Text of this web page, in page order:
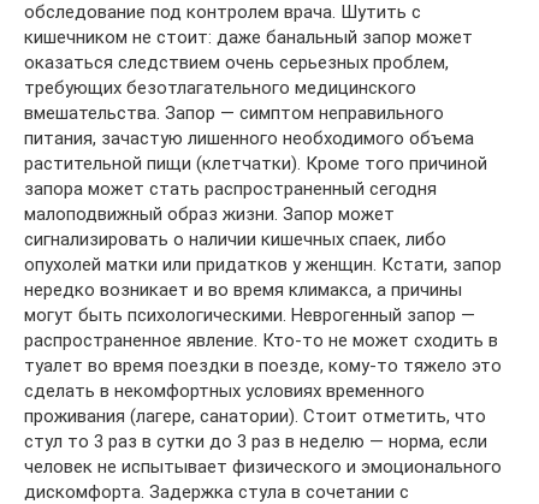
обследование под контролем врача. Шутить с
кишечником не стоит: даже банальный запор может
оказаться следствием очень серьезных проблем,
требующих безотлагательного медицинского
вмешательства. Запор — симптом неправильного
питания, зачастую лишенного необходимого объема
растительной пищи (клетчатки). Кроме того причиной
запора может стать распространенный сегодня
малоподвижный образ жизни. Запор может
сигнализировать о наличии кишечных спаек, либо
опухолей матки или придатков у женщин. Кстати, запор
нередко возникает и во время климакса, а причины
могут быть психологическими. Неврогенный запор —
распространенное явление. Кто-то не может сходить в
туалет во время поездки в поезде, кому-то тяжело это
сделать в некомфортных условиях временного
проживания (лагере, санатории). Стоит отметить, что
стул то 3 раз в сутки до 3 раз в неделю — норма, если
человек не испытывает физического и эмоционального
дискомфорта. Задержка стула в сочетании с